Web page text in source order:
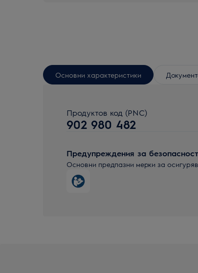
Основни характеристики
Продуктов код (PNC)
902 980 482
Предупреждения за безопасност
Основни предпазни мерки за